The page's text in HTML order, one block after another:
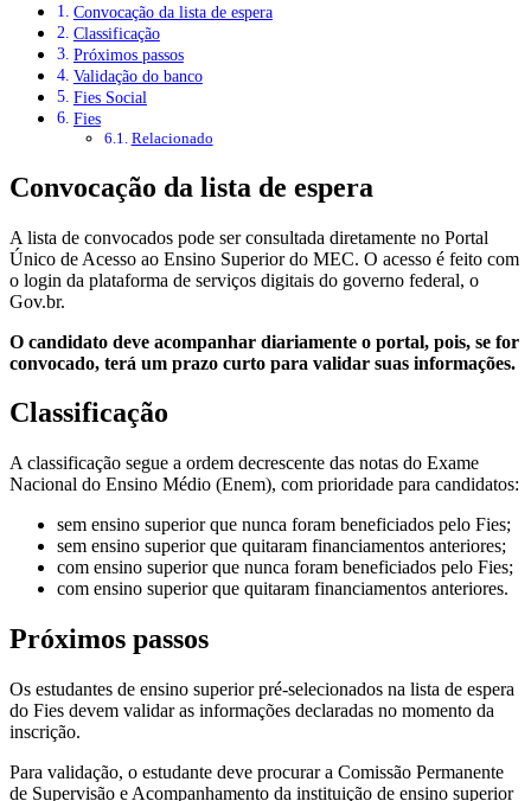
Convocação da lista de espera
Classificação
Próximos passos
Validação do banco
Fies Social
Fies
Relacionado
Convocação da lista de espera
A lista de convocados pode ser consultada diretamente no Portal
Único de Acesso ao Ensino Superior do MEC. O acesso é feito com
o login da plataforma de serviços digitais do governo federal, o
Gov.br.
O candidato deve acompanhar diariamente o portal, pois, se for
convocado, terá um prazo curto para validar suas informações.
Classificação
A classificação segue a ordem decrescente das notas do Exame
Nacional do Ensino Médio (Enem), com prioridade para candidatos:
sem ensino superior que nunca foram beneficiados pelo Fies;
sem ensino superior que quitaram financiamentos anteriores;
com ensino superior que nunca foram beneficiados pelo Fies;
com ensino superior que quitaram financiamentos anteriores.
Próximos passos
Os estudantes de ensino superior pré-selecionados na lista de espera
do Fies devem validar as informações declaradas no momento da
inscrição.​​
​​Para validação, o estudante deve procurar a Comissão Permanente
de Supervisão e Acompanhamento da instituição de ensino superior